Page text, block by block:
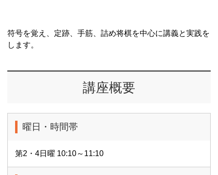
符号を覚え、定跡、手筋、詰め将棋を中心に講義と実践を
します。
講座概要
曜日・時間帯
第2・4日曜 10:10～11:10